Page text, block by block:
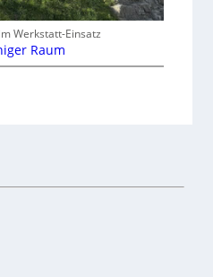
Werkstatt-Einsatz
Raum